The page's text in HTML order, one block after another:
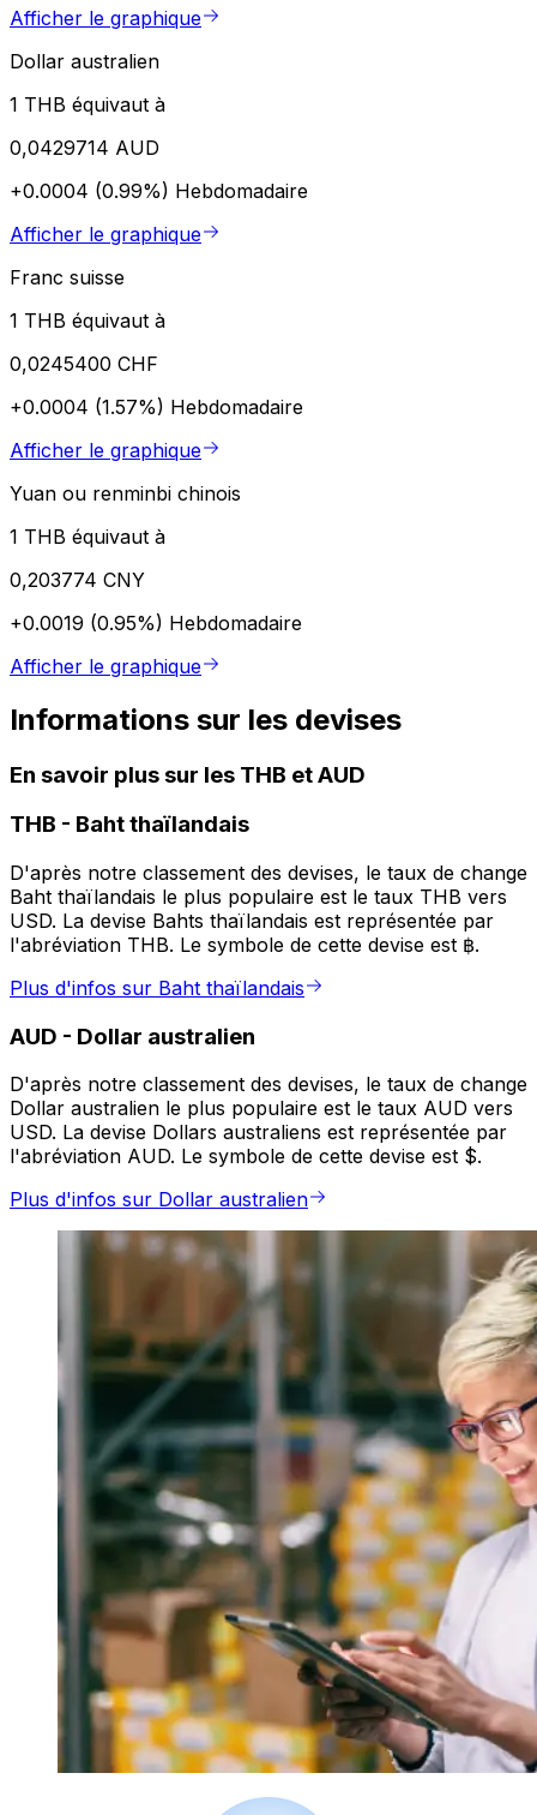
Afficher le graphique
Dollar australien
1 THB équivaut à
0,0429714 AUD
+0.0004 (0.99%) Hebdomadaire
Afficher le graphique
Franc suisse
1 THB équivaut à
0,0245400 CHF
+0.0004 (1.57%) Hebdomadaire
Afficher le graphique
Yuan ou renminbi chinois
1 THB équivaut à
0,203774 CNY
+0.0019 (0.95%) Hebdomadaire
Afficher le graphique
Informations sur les devises
En savoir plus sur les THB et AUD
THB - Baht thaïlandais
D'après notre classement des devises, le taux de change
Baht thaïlandais le plus populaire est le taux THB vers
USD. La devise Bahts thaïlandais est représentée par
l'abréviation THB. Le symbole de cette devise est ฿.
Plus d'infos sur Baht thaïlandais
AUD - Dollar australien
D'après notre classement des devises, le taux de change
Dollar australien le plus populaire est le taux AUD vers
USD. La devise Dollars australiens est représentée par
l'abréviation AUD. Le symbole de cette devise est $.
Plus d'infos sur Dollar australien